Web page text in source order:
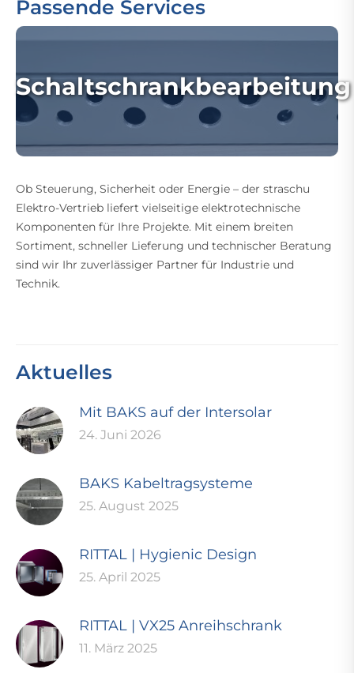
Passende Services
Schaltschrankbearbeitung
Ob Steuerung, Sicherheit oder Energie – der straschu
Elektro-Vertrieb liefert vielseitige elektrotechnische
Komponenten für Ihre Projekte. Mit einem breiten
Sortiment, schneller Lieferung und technischer Beratung
sind wir Ihr zuverlässiger Partner für Industrie und
Technik.
Aktuelles
Mit BAKS auf der Intersolar
24. Juni 2026
BAKS Kabeltragsysteme
25. August 2025
RITTAL | Hygienic Design
25. April 2025
RITTAL | VX25 Anreihschrank
11. März 2025